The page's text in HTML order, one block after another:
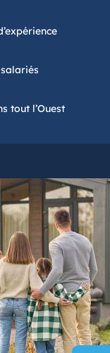
tout l’Ouest